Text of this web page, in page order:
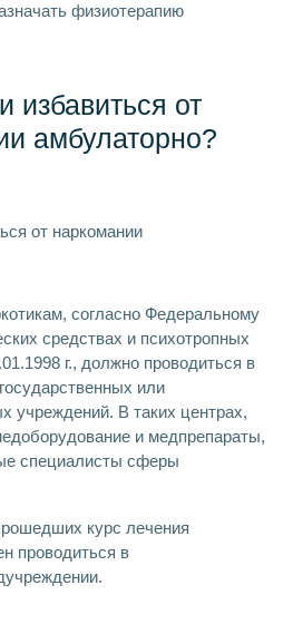
физиотерапию
избавиться от
амбулаторно?
согласно Федеральному
средствах и психотропных
г., должно проводиться в
или
учреждений. В таких центрах,
и медпрепараты,
специалисты сферы
курс лечения
проводиться в